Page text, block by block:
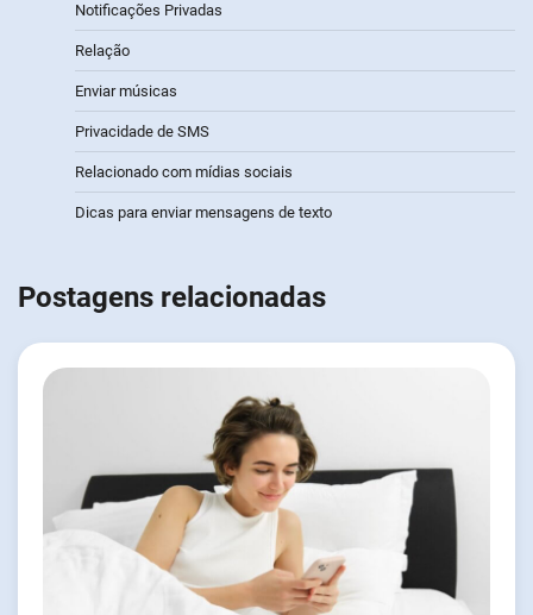
Notificações Privadas
Relação
Enviar músicas
Privacidade de SMS
Relacionado com mídias sociais
Dicas para enviar mensagens de texto
Postagens relacionadas